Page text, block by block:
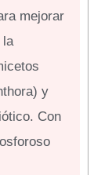
mejorar
la
y
Con